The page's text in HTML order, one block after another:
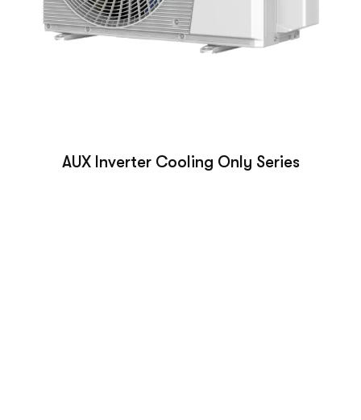
AUX Inverter Cooling Only Series